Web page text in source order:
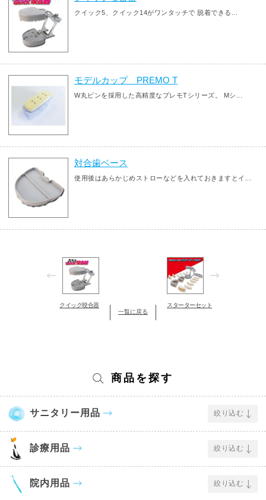
クイック5、クイック14がワンタッチで 脱着できる...
モデルカップ PREMO T
W丸ピンを採用した高精度なプレモTシリーズ。 Mシ...
対合歯ベース
使用後はあらかじめストローなどを入れておきますとイ...
クイック咬合器
一覧に戻る
スターターセット
商品を探す
サニタリー用品 絞り込む
診療用品 絞り込む
院内用品 絞り込む